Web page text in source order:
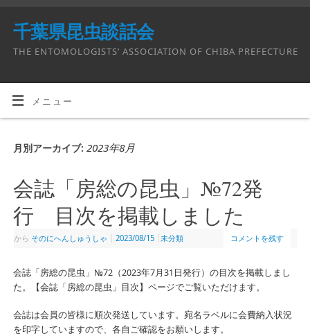
千葉県昆虫談話会
THE ENTOMOLOGISTS’ ASSOCIATION OF CHIBA PREFECTURE
メニュー
月別アーカイブ: 2023年8月
会誌「房総の昆虫」№72発
行 目次を掲載しました
から そのにへんしゅうしゃ 2023/08/15 未分類 コメントを残す
会誌「房総の昆虫」№72（2023年7月31日発行）の目次を掲載しまし
た。【会誌「房総の昆虫」目次】ページでご覧いただけます。
会誌は会員の皆様に順次発送しています。宛名ラベルに会費納入状況
を印字していますので、各自ご確認をお願いします。